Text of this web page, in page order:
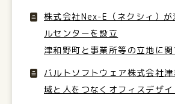
株式会社Nex-E（ネクシィ）が
ルセンターを設立
津和野町と事業所等の立地に
バルトソフトウェア株式会社
域と人をつなくオフィスデザイ